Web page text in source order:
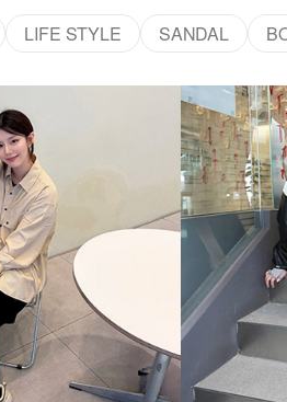
LIFE STYLE SANDAL